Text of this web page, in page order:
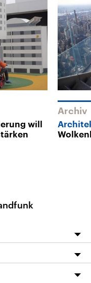
will
Archiv